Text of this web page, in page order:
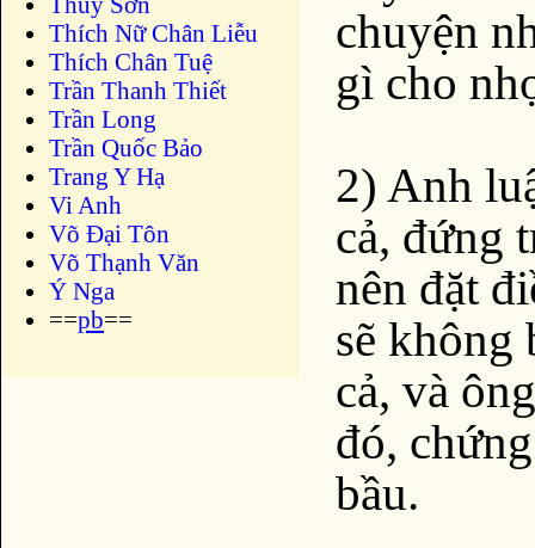
Thích Nữ Chân Liễu
Thích Chân Tuệ
Trần Thanh Thiết
Trần Long
Trần Quốc Bảo
Trang Y Hạ
Vi Anh
Võ Đại Tôn
Võ Thạnh Văn
Ý Nga
==pb==
chuyện
gì cho
2) Anh
cả, đứng
nên đặt
sẽ không
cả, và
đó,
bầu.